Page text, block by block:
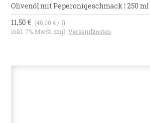
Olivenöl mit Peperonigeschmack | 250 ml
11,50 € (46,00 € / l)
inkl. 7% MwSt. zzgl.Versandkosten